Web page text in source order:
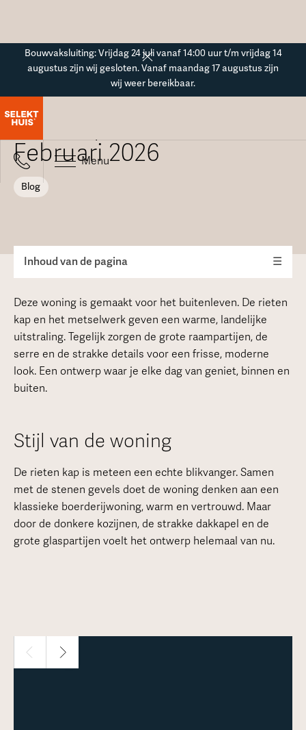
Bouwvaksluiting: Vrijdag 24 juli vanaf 14:00 uur t/m vrijdag 14
augustus zijn wij gesloten. Vanaf maandag 17 augustus zijn
wij weer bereikbaar.
Menu
Blogoverzicht
Ontwerp van de maand -
Februari 2026
Blog
Inhoud van de pagina ☰
Deze woning is gemaakt voor het buitenleven. De rieten
kap en het metselwerk geven een warme, landelijke
uitstraling. Tegelijk zorgen de grote raampartijen, de
serre en de strakke details voor een frisse, moderne
look. Een ontwerp waar je elke dag van geniet, binnen en
buiten.
Stijl van de woning
De rieten kap is meteen een echte blikvanger. Samen
met de stenen gevels doet de woning denken aan een
klassieke boerderijwoning, warm en vertrouwd. Maar
door de donkere kozijnen, de strakke dakkapel en de
grote glaspartijen voelt het ontwerp helemaal van nu.